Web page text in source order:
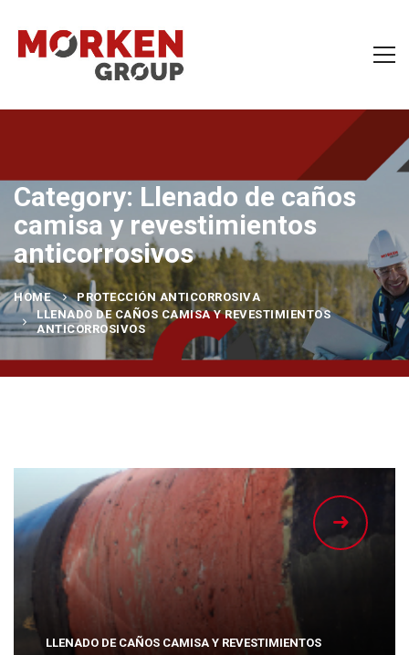
Category: Llenado de caños
camisa y revestimientos
anticorrosivos
HOME
PROTECCIÓN ANTICORROSIVA
LLENADO DE CAÑOS CAMISA Y REVESTIMIENTOS
ANTICORROSIVOS
LLENADO DE CAÑOS CAMISA Y REVESTIMIENTOS